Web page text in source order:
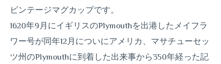
ビンテージマグカップです。
1620年9月にイギリスのPlymouthを出港したメイフラ
ワー号が同年12月についにアメリカ、マサチューセッ
ツ州のPlymouthに到着した出来事から350年経った記